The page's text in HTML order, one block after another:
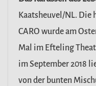
Kaatsheuvel/NL.
CARO wurde am
Mal im Efteling
im September 2018
von der bunten